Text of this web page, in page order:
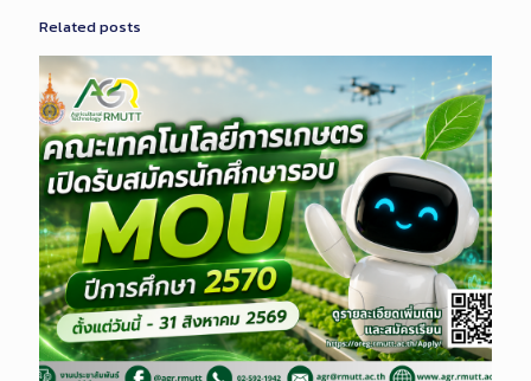
Related posts